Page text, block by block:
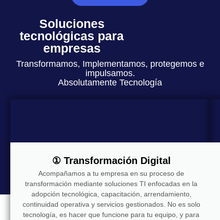
Soluciones
tecnológicas para
empresas
Transformamos, Implementamos, protegemos e
impulsamos.
Absolutamente Tecnología
① Transformación Digital
Acompañamos a tu empresa en su proceso de
transformación mediante soluciones TI enfocadas en la
adopción tecnológica, capacitación, arrendamiento,
continuidad operativa y servicios gestionados. No es solo
tecnología, es hacer que funcione para tu equipo, y para